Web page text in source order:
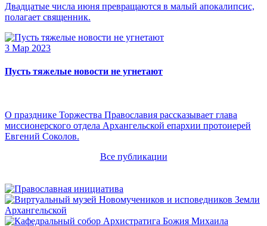
Двадцатые числа июня превращаются в малый апокалипсис,
полагает священник.
3 Мар 2023
Пусть тяжелые новости не угнетают
О празднике Торжества Православия рассказывает глава
миссионерского отдела Архангельской епархии протоиерей
Евгений Соколов.
Все публикации